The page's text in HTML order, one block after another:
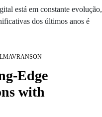
está em constante evolução,
dos últimos anos é
Edge
with